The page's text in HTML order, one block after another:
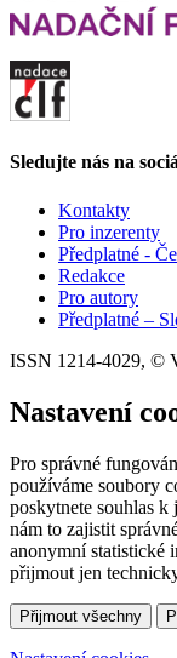
Sledujte nás na
Kontakty
Pro inzerenty
Předplatné -
Redakce
Pro autory
Předplatné –
ISSN 1214-4029, ©
Nastavení
Pro správné
používáme soubory
poskytnete souhlas
nám to zajistit
anonymní statistické
přijmout jen
Přijmout všechny